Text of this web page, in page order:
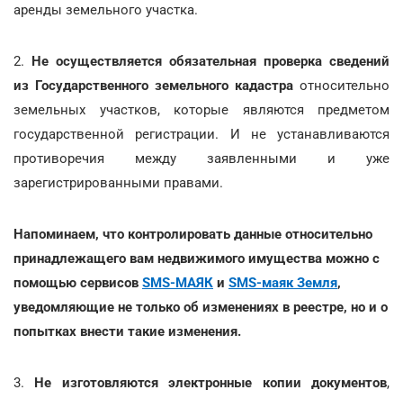
аренды земельного участка.
2. Не осуществляется обязательная проверка сведений
из Государственного земельного кадастра относительно
земельных участков, которые являются предметом
государственной регистрации. И не устанавливаются
противоречия между заявленными и уже
зарегистрированными правами.
Напоминаем, что контролировать данные относительно
принадлежащего вам недвижимого имущества можно с
помощью сервисов SMS-МАЯК и SMS-маяк Земля,
уведомляющие не только об изменениях в реестре, но и о
попытках внести такие изменения.
3. Не изготовляются электронные копии документов,